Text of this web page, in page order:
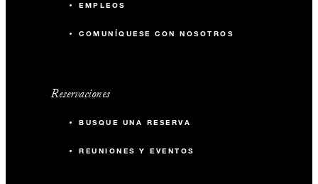
EMPLEOS
COMUNÍQUESE CON NOSOTROS
Reservaciones
BUSQUE UNA RESERVA
REUNIONES Y EVENTOS